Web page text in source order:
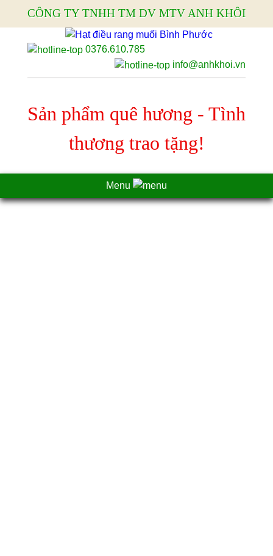
CÔNG TY TNHH TM DV MTV ANH KHÔI
0376.610.785
info@anhkhoi.vn
Sản phẩm quê hương - Tình
thương trao tặng!
Menu